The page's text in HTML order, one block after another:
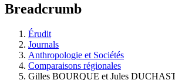
Breadcrumb
Érudit
Journals
Anthropologie et Sociétés
Comparaisons régionales
Gilles BOURQUE et Jules